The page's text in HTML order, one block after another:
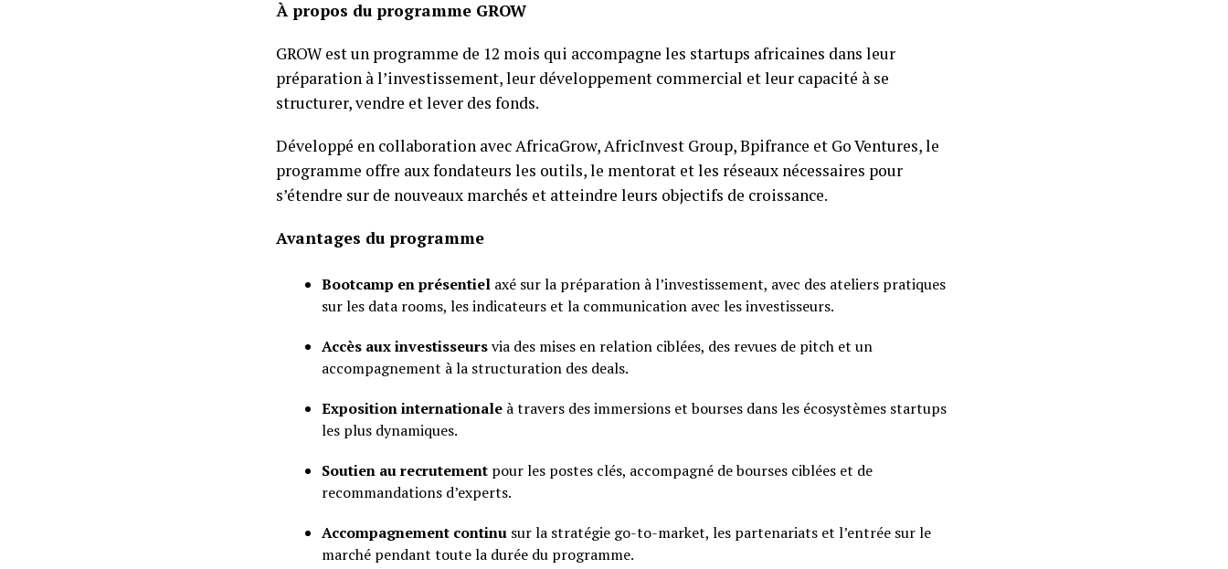
À propos du programme GROW
GROW est un programme de 12 mois qui accompagne les startups africaines dans leur
préparation à l’investissement, leur développement commercial et leur capacité à se
structurer, vendre et lever des fonds.
Développé en collaboration avec AfricaGrow, AfricInvest Group, Bpifrance et Go Ventures, le
programme offre aux fondateurs les outils, le mentorat et les réseaux nécessaires pour
s’étendre sur de nouveaux marchés et atteindre leurs objectifs de croissance.
Avantages du programme
Bootcamp en présentiel axé sur la préparation à l’investissement, avec des ateliers pratiques
sur les data rooms, les indicateurs et la communication avec les investisseurs.
Accès aux investisseursvia des mises en relation ciblées, des revues de pitch et un
accompagnement à la structuration des deals.
Exposition internationale à travers des immersions et bourses dans les écosystèmes startups
les plus dynamiques.
Soutien au recrutement pour les postes clés, accompagné de bourses ciblées et de
recommandations d’experts.
Accompagnement continu sur la stratégie go-to-market, les partenariats et l’entrée sur le
marché pendant toute la durée du programme.